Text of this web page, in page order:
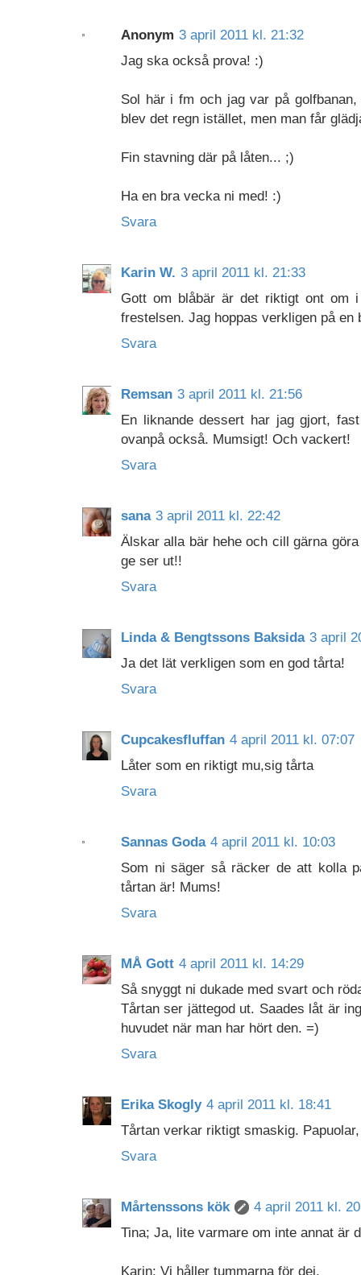
Anonym 3 april 2011 kl. 21:32
Jag ska också prova! :)
Sol här i fm och jag var på
blev det regn istället, men man får
Fin stavning där på låten... ;)
Ha en bra vecka ni med! :)
Svara
Karin W. 3 april 2011 kl. 21:33
Gott om blåbär är det riktigt ont om
frestelsen. Jag hoppas verkligen på en
Svara
Remsan 3 april 2011 kl. 21:56
En liknande dessert har jag gjort,
ovanpå också. Mumsigt! Och vackert!
Svara
sana 3 april 2011 kl. 22:42
Älskar alla bär hehe och cill gärna
ge ser ut!!
Svara
Linda & Bengtssons Baksida 3 april
Ja det lät verkligen som en god tårta!
Svara
Cupcakesfluffan 4 april 2011 kl. 07:07
Låter som en riktigt mu,sig tårta
Svara
Sannas Goda 4 april 2011 kl. 10:03
Som ni säger så räcker de att kolla
tårtan är! Mums!
Svara
MÅ Gott 4 april 2011 kl. 14:29
Så snyggt ni dukade med svart och
Tårtan ser jättegod ut. Saades låt är
huvudet när man har hört den. =)
Svara
Erika Skogly 4 april 2011 kl. 18:41
Tårtan verkar riktigt smaskig.
Svara
Mårtenssons kök
4 april 2011 kl.
Tina; Ja, lite varmare om inte annat är
Karin; Vi håller tummarna för dej.